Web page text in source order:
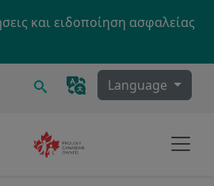
και ειδοποίηση ασφαλείας
Ερευνα Language